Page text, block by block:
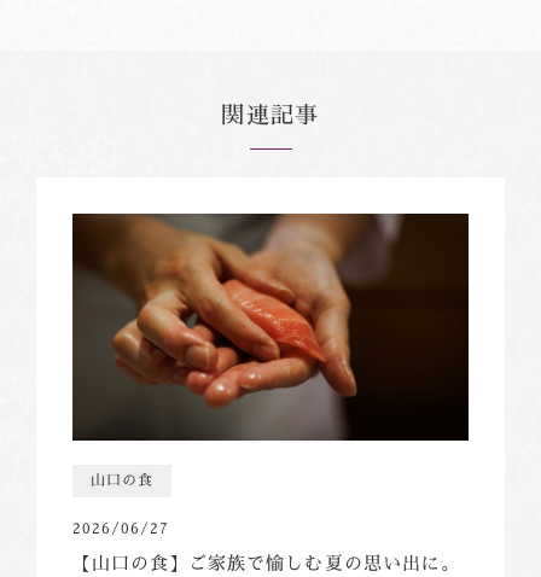
関連記事
山口の食
2026/06/27
【山口の食】ご家族で愉しむ夏の思い出に。